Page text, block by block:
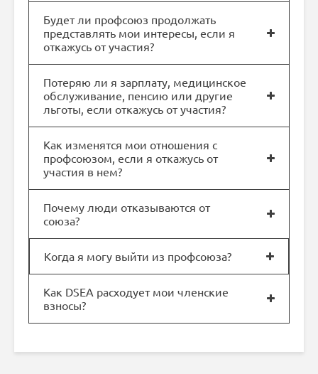
Будет ли профсоюз продолжать
представлять мои интересы, если я
откажусь от участия?
Потеряю ли я зарплату, медицинское
обслуживание, пенсию или другие
льготы, если откажусь от участия?
Как изменятся мои отношения с
профсоюзом, если я откажусь от
участия в нем?
Почему люди отказываются от
союза?
Когда я могу выйти из профсоюза?
Как DSEA расходует мои членские
взносы?